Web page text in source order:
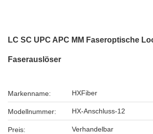
LC SC UPC APC MM Faseroptische
Faserauslöser
Markenname: HXFiber
Modellnummer: HX-Anschluss-12
Preis: Verhandelbar